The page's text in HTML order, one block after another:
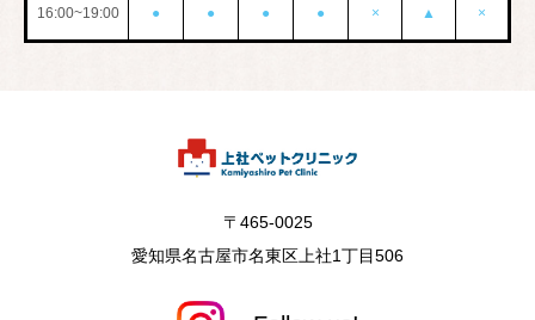
16:00~19:00 ● ● ● ● × ▲ ×
〒465-0025
愛知県名古屋市名東区上社1丁目506